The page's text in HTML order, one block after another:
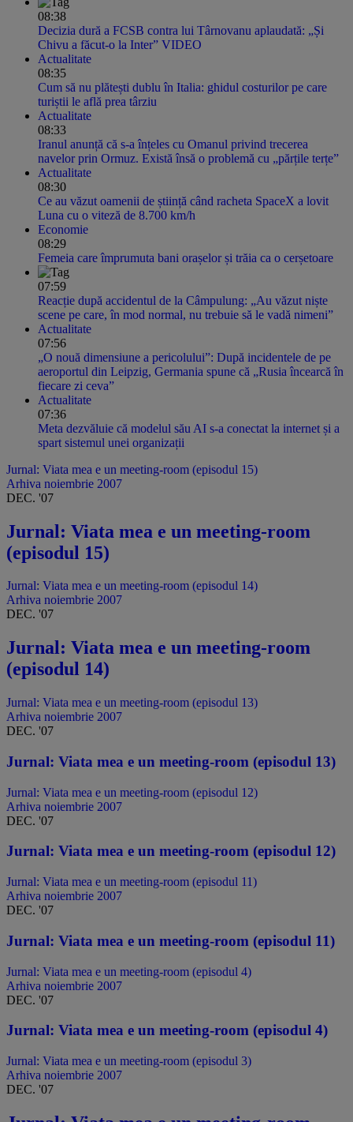
08:38
Decizia dură a FCSB contra lui Târnovanu aplaudată: „Și
Chivu a făcut-o la Inter” VIDEO
Actualitate
08:35
Cum să nu plătești dublu în Italia: ghidul costurilor pe care
turiștii le află prea târziu
Actualitate
08:33
Iranul anunță că s-a înțeles cu Omanul privind trecerea
navelor prin Ormuz. Există însă o problemă cu „părțile terțe”
Actualitate
08:30
Ce au văzut oamenii de știință când racheta SpaceX a lovit
Luna cu o viteză de 8.700 km/h
Economie
08:29
Femeia care împrumuta bani orașelor și trăia ca o cerșetoare
07:59
Reacție după accidentul de la Câmpulung: „Au văzut niște
scene pe care, în mod normal, nu trebuie să le vadă nimeni”
Actualitate
07:56
„O nouă dimensiune a pericolului”: După incidentele de pe
aeroportul din Leipzig, Germania spune că „Rusia încearcă în
fiecare zi ceva”
Actualitate
07:36
Meta dezvăluie că modelul său AI s-a conectat la internet și a
spart sistemul unei organizații
Jurnal: Viata mea e un meeting-room (episodul 15)
Arhiva noiembrie 2007
DEC. '07
Jurnal: Viata mea e un meeting-room
(episodul 15)
Jurnal: Viata mea e un meeting-room (episodul 14)
Arhiva noiembrie 2007
DEC. '07
Jurnal: Viata mea e un meeting-room
(episodul 14)
Jurnal: Viata mea e un meeting-room (episodul 13)
Arhiva noiembrie 2007
DEC. '07
Jurnal: Viata mea e un meeting-room (episodul 13)
Jurnal: Viata mea e un meeting-room (episodul 12)
Arhiva noiembrie 2007
DEC. '07
Jurnal: Viata mea e un meeting-room (episodul 12)
Jurnal: Viata mea e un meeting-room (episodul 11)
Arhiva noiembrie 2007
DEC. '07
Jurnal: Viata mea e un meeting-room (episodul 11)
Jurnal: Viata mea e un meeting-room (episodul 4)
Arhiva noiembrie 2007
DEC. '07
Jurnal: Viata mea e un meeting-room (episodul 4)
Jurnal: Viata mea e un meeting-room (episodul 3)
Arhiva noiembrie 2007
DEC. '07